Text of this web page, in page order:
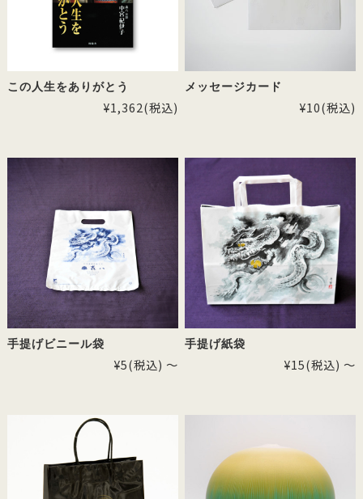
この人生をありがとう
¥1,362(税込)
メッセージカード
¥10(税込)
手提げビニール袋
¥5(税込) ～
手提げ紙袋
¥15(税込) ～